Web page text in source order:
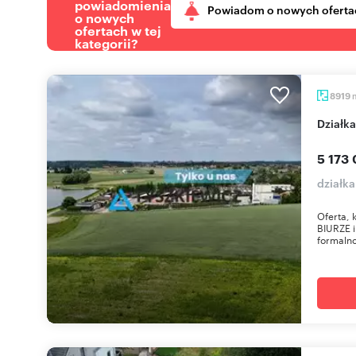
powiadomienia
o nowych
ofertach w tej
kategorii?
Powiadom o nowych
8919
5 173
Oferta,